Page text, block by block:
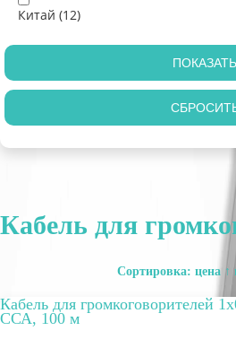
Китай (12)
Кабель для
Сортировка: цена ↑
Кабель для громкоговорителей
ССА, 100 м